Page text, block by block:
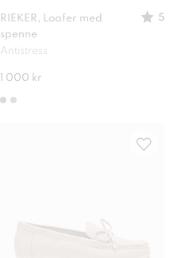
RIEKER, Loafer med
spenne
5
Antistress
1 000 kr